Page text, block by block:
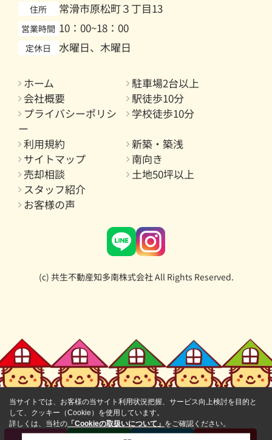
住所 常滑市原松町３丁目13
営業時間 10：00~18：00
定休日 水曜日、木曜日
ホーム
駐車場2台以上
会社概要
駅徒歩10分
プライバシーポリシ
ー
学校徒歩10分
利用規約
新築・築浅
サイトマップ
南向き
売却相談
土地50坪以上
スタッフ紹介
お客様の声
(c) 共生不動産知多南株式会社 All Rights Reserved.
当サイトでは、お客様の当サイト利用状況把握、サービス向上検討を目的と
して、クッキー（Cookie）を使用しています。
詳しくは、当社の 「Cookieの取扱いについて」 をご確認ください。